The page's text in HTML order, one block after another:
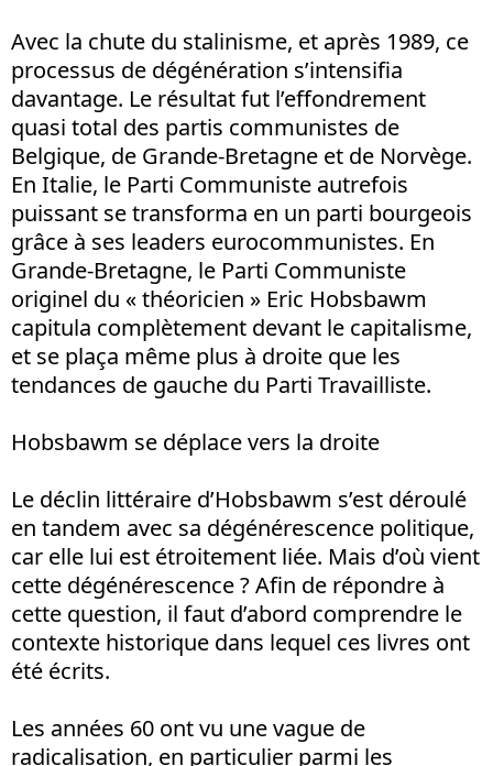
Avec la chute du stalinisme, et après 1989, ce
processus de dégénération s’intensifia
davantage. Le résultat fut l’effondrement
quasi total des partis communistes de
Belgique, de Grande-Bretagne et de Norvège.
En Italie, le Parti Communiste autrefois
puissant se transforma en un parti bourgeois
grâce à ses leaders eurocommunistes. En
Grande-Bretagne, le Parti Communiste
originel du « théoricien » Eric Hobsbawm
capitula complètement devant le capitalisme,
et se plaça même plus à droite que les
tendances de gauche du Parti Travailliste.
Hobsbawm se déplace vers la droite
Le déclin littéraire d’Hobsbawm s’est déroulé
en tandem avec sa dégénérescence politique,
car elle lui est étroitement liée. Mais d’où vient
cette dégénérescence ? Afin de répondre à
cette question, il faut d’abord comprendre le
contexte historique dans lequel ces livres ont
été écrits.
Les années 60 ont vu une vague de
radicalisation, en particulier parmi les